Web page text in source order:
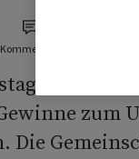
Kommentare
im späten
zum
Die